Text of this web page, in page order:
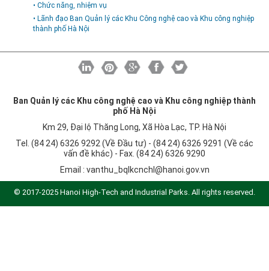
Khu CNC Hòa Lạc
Lao động
Quy hoạch - Xây dựng
Công nghệ và Sản phẩm
Văn bản khác
Liên kết
Liên hệ
• Chức năng, nhiệm vụ
• Lãnh đạo Ban Quản lý các Khu Công nghệ cao và Khu công nghiệp
thành phố Hà Nội
Ban Quản lý các Khu công nghệ cao và Khu công nghiệp thành
phố Hà Nội
Km 29, Đại lộ Thăng Long, Xã Hòa Lạc, TP. Hà Nội
Tel. (84 24) 6326 9292 (Về Đầu tư) - (84 24) 6326 9291 (Về các
vấn đề khác) - Fax. (84 24) 6326 9290
Email : vanthu_bqlkcnchl@hanoi.gov.vn
© 2017-2025 Hanoi High-Tech and Industrial Parks. All rights reserved.